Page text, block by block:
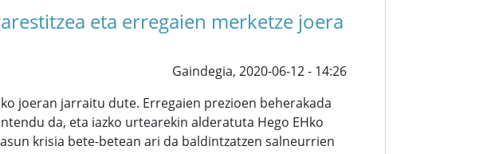
eta erregaien merketze joera
Gaindegia, 2020-06-12 - 14:26
joeran jarraitu dute. Erregaien prezioen beherakada
da, eta iazko urtearekin alderatuta Hego EHko
krisia bete-betean ari da baldintzatzen salneurrien